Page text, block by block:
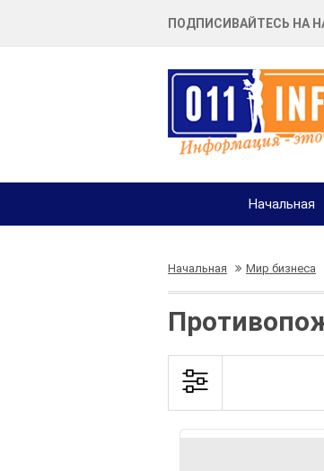
ПОДПИСИВАЙТЕСЬ НА
Начальная
Начальная Мир бизнеса